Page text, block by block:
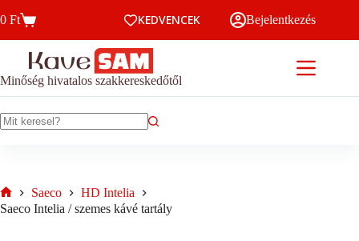
to
Kosár
0 Ft KEDVENCEK Bejelentkezés
Minőség hivatalos szakkereskedőtől
Home
Saeco
HD Intelia
Saeco Intelia / szemes kávé tartály